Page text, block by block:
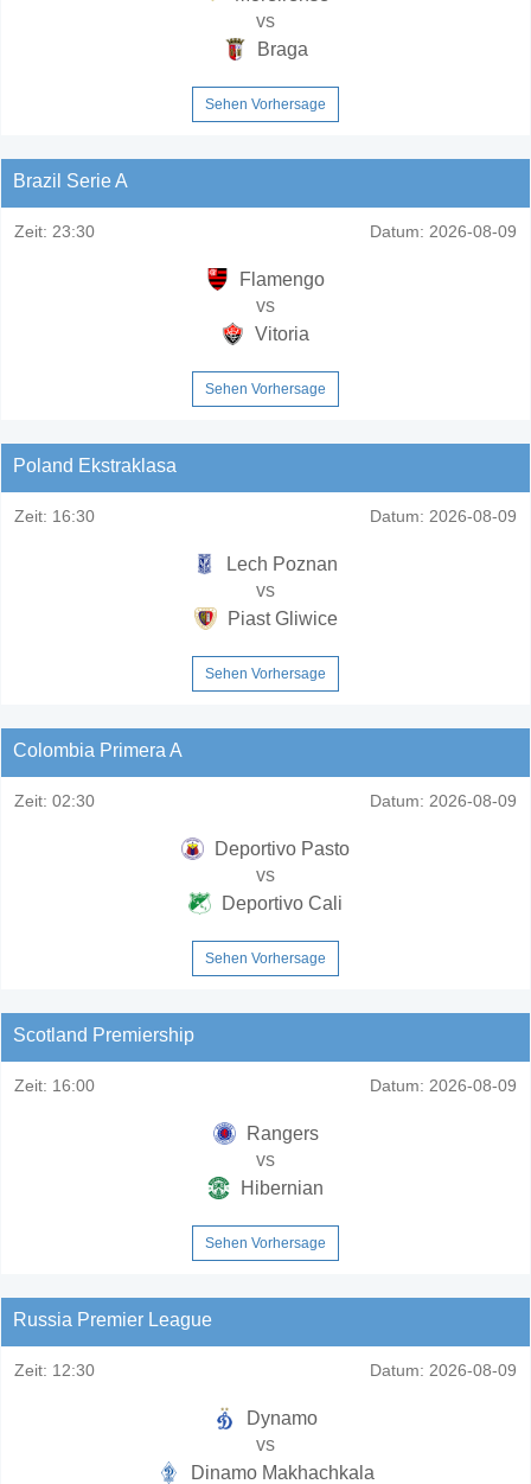
vs
Braga
Sehen Vorhersage
Brazil Serie A
Zeit: 23:30 Datum: 2026-08-09
Flamengo
vs
Vitoria
Sehen Vorhersage
Poland Ekstraklasa
Zeit: 16:30 Datum: 2026-08-09
Lech Poznan
vs
Piast Gliwice
Sehen Vorhersage
Colombia Primera A
Zeit: 02:30 Datum: 2026-08-09
Deportivo Pasto
vs
Deportivo Cali
Sehen Vorhersage
Scotland Premiership
Zeit: 16:00 Datum: 2026-08-09
Rangers
vs
Hibernian
Sehen Vorhersage
Russia Premier League
Zeit: 12:30 Datum: 2026-08-09
Dynamo
vs
Dinamo Makhachkala